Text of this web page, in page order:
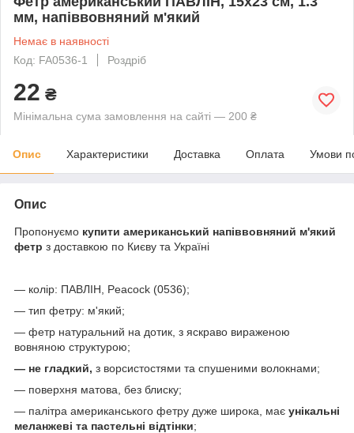
мм, напіввовняний м'який
Немає в наявності
Код: FA0536-1
Роздріб
22 ₴
Мінімальна сума замовлення на сайті — 200 ₴
Опис Характеристики Доставка Оплата Умови
Опис
Пропонуємо купити американський напіввовняний м'який
фетр з доставкою по Києву та Україні
— колір: ПАВЛІН, Peacock (0536);
— тип фетру: м'який;
— фетр натуральний на дотик, з яскраво вираженою
вовняною структурою;
— не гладкий, з ворсистостями та спушеними волокнами;
— поверхня матова, без блиску;
— палітра американського фетру дуже широка, має унікальні
меланжеві та пастельні відтінки;